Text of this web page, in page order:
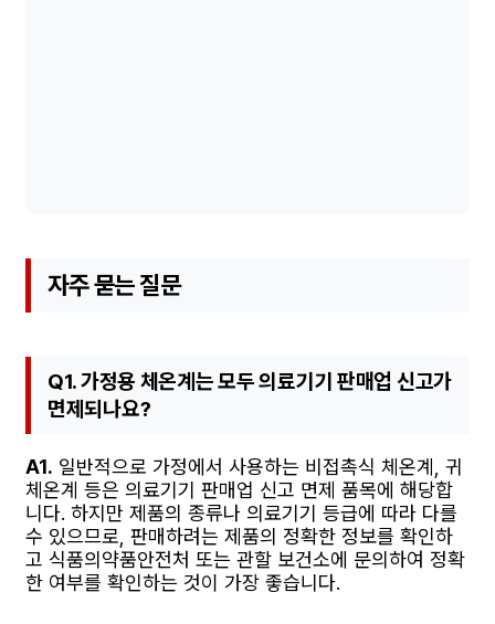
자주 묻는 질문
Q1. 가정용 체온계는 모두 의료기기 판매업 신고가
면제되나요?
A1. 일반적으로 가정에서 사용하는 비접촉식 체온계, 귀
체온계 등은 의료기기 판매업 신고 면제 품목에 해당합
니다. 하지만 제품의 종류나 의료기기 등급에 따라 다를
수 있으므로, 판매하려는 제품의 정확한 정보를 확인하
고 식품의약품안전처 또는 관할 보건소에 문의하여 정확
한 여부를 확인하는 것이 가장 좋습니다.